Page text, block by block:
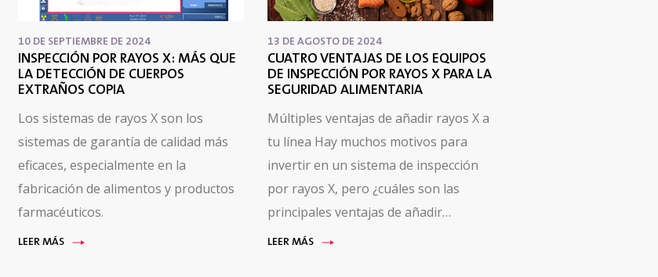
10 DE SEPTIEMBRE DE 2024
INSPECCIÓN POR RAYOS X: MÁS QUE
LA DETECCIÓN DE CUERPOS
EXTRAÑOS COPIA
Los sistemas de rayos X son los
sistemas de garantía de calidad más
eficaces, especialmente en la
fabricación de alimentos y productos
farmacéuticos.
LEER MÁS
13 DE AGOSTO DE 2024
CUATRO VENTAJAS DE LOS EQUIPOS
DE INSPECCIÓN POR RAYOS X PARA LA
SEGURIDAD ALIMENTARIA
Múltiples ventajas de añadir rayos X a
tu línea Hay muchos motivos para
invertir en un sistema de inspección
por rayos X, pero ¿cuáles son las
principales ventajas de añadir…
LEER MÁS